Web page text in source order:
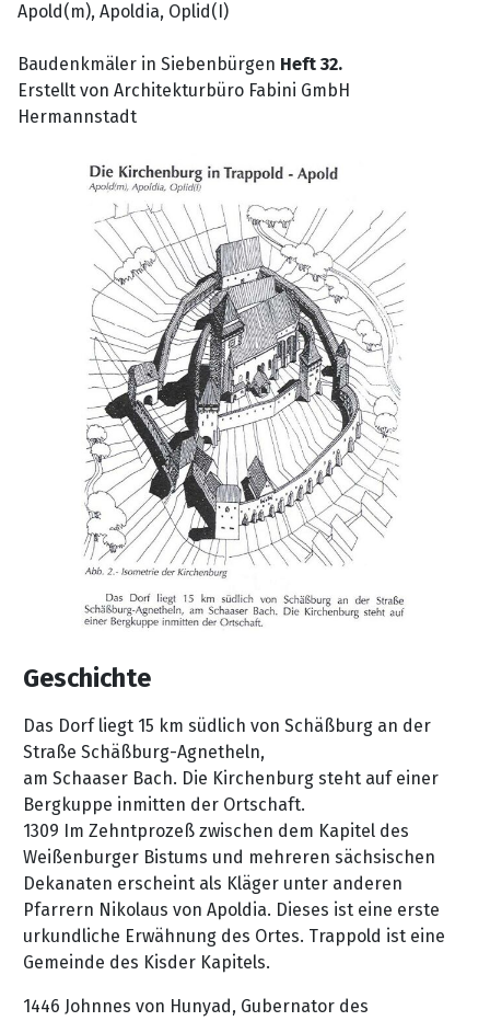
Apold(m), Apoldia, Oplid(I)
Baudenkmäler in Siebenbürgen Heft 32.
Erstellt von Architekturbüro Fabini GmbH
Hermannstadt
Geschichte
Das Dorf liegt 15 km südlich von Schäßburg an der
Straße Schäßburg-Agnetheln,
am Schaaser Bach. Die Kirchenburg steht auf einer
Bergkuppe inmitten der Ortschaft.
1309 Im Zehntprozeß zwischen dem Kapitel des
Weißenburger Bistums und mehreren sächsischen
Dekanaten erscheint als Kläger unter anderen
Pfarrern Nikolaus von Apoldia. Dieses ist eine erste
urkundliche Erwähnung des Ortes. Trappold ist eine
Gemeinde des Kisder Kapitels.
1446 Johnnes von Hunyad, Gubernator des